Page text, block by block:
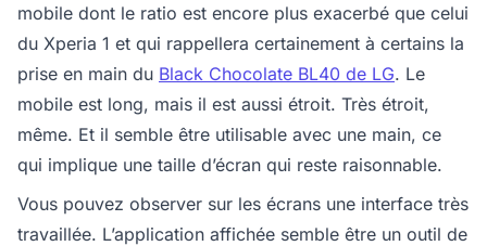
mobile dont le ratio est encore plus exacerbé que celui
du Xperia 1 et qui rappellera certainement à certains la
prise en main du Black Chocolate BL40 de LG. Le
mobile est long, mais il est aussi étroit. Très étroit,
même. Et il semble être utilisable avec une main, ce
qui implique une taille d’écran qui reste raisonnable.
Vous pouvez observer sur les écrans une interface très
travaillée. L’application affichée semble être un outil de